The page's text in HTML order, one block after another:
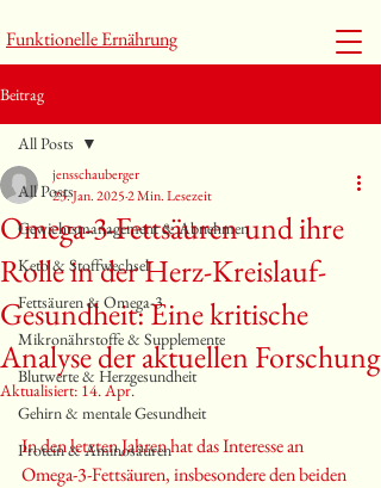
Funktionelle Ernährung
Beitrag
All Posts
Gewichtsmanagement & Abnehmen
Keto & Stoffwechsel
Fettsäuren & Omega-3
Mikronährstoffe & Supplemente
Blutwerte & Herzgesundheit
Gehirn & mentale Gesundheit
Protein & Aminosäuren
All Posts
Omega-3-Fettsäuren und ihre
Rolle in der Herz-Kreislauf-
Gesundheit: Eine kritische
Analyse der aktuellen Forschung
jensschauberger
23. Jan. 20252 Min. Lesezeit
Aktualisiert: 14. Apr.
In den letzten Jahren hat das Interesse an
Omega-3-Fettsäuren, insbesondere den beiden